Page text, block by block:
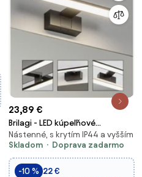
23,89 €
Brilagi - LED kúpeľňové
osvetlenie zrkadla VESTRA
LED/6W/230V 30 cm IP44 čierna
Nástenné, s krytím IP44 a vyšším
Skladom
Doprava zadarmo
-10 % 22 €